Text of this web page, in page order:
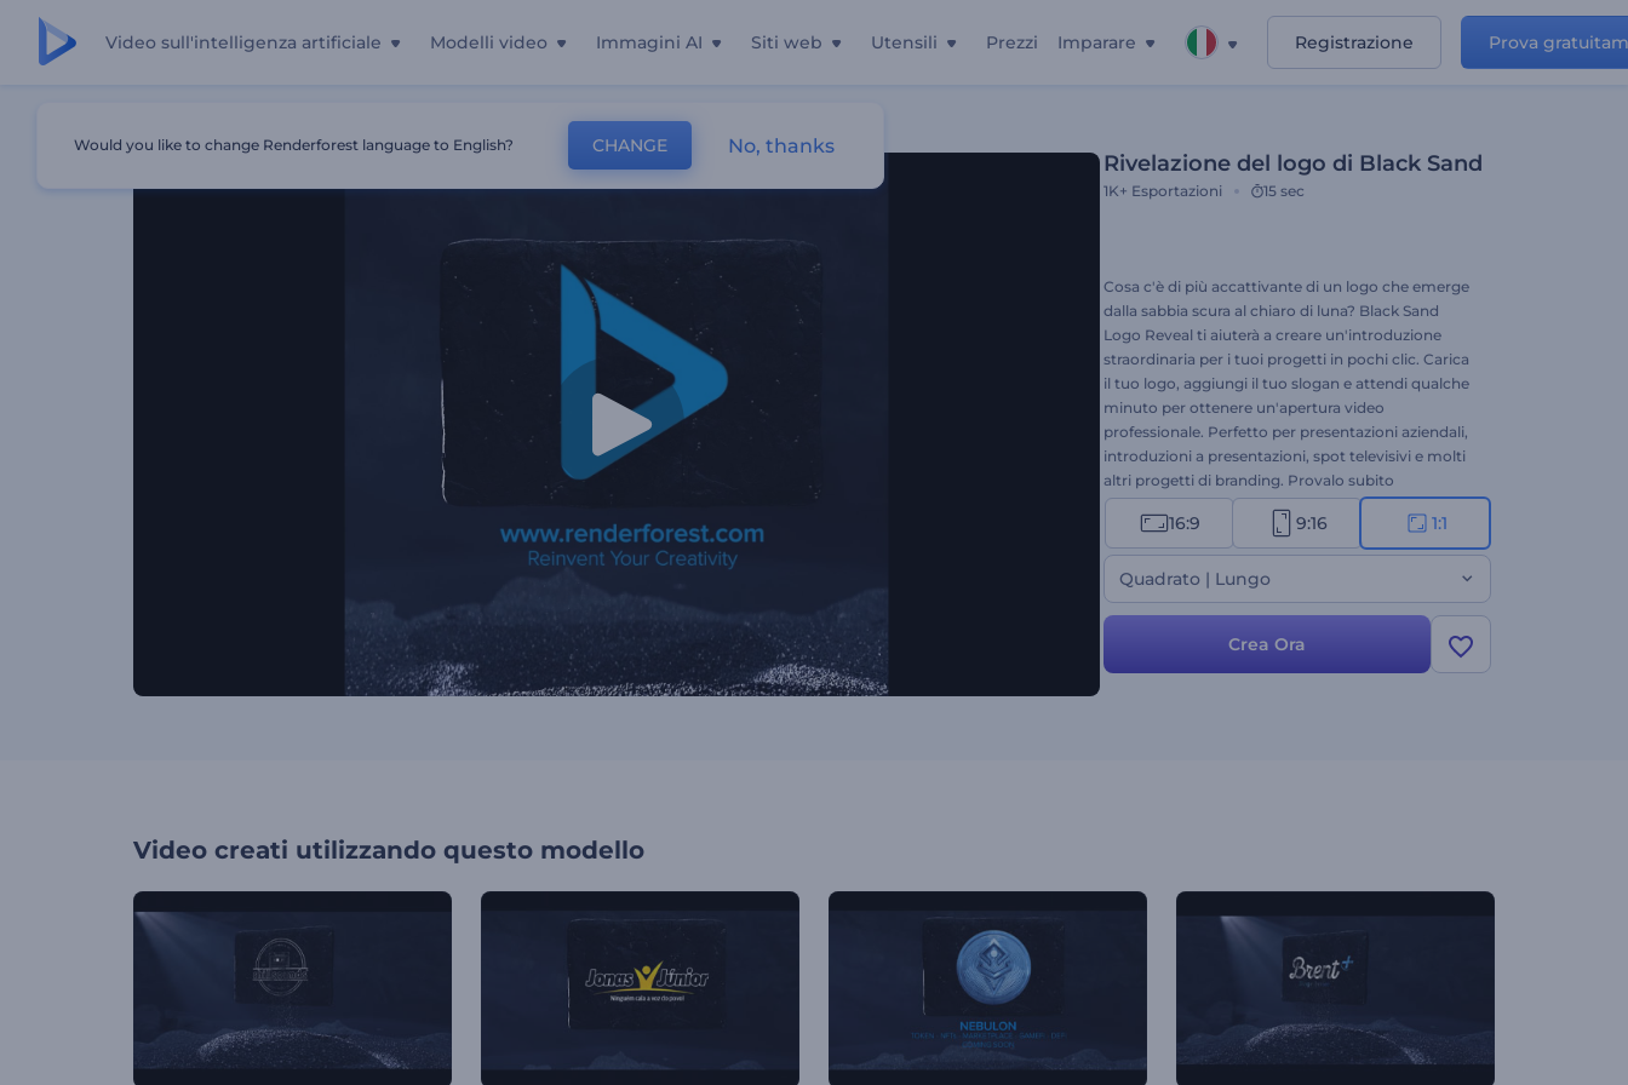
Video sull'intelligenza artificiale Modelli video Immagini AI Siti web Utensili Prezzi Imparare Registrazione Prova
Rivelazione del logo di Black Sand
1K+ Esportazioni 15 sec
Cosa c'è di più accattivante di un logo che emerge
dalla sabbia scura al chiaro di luna? Black Sand
Logo Reveal ti aiuterà a creare un'introduzione
straordinaria per i tuoi progetti in pochi clic. Carica
il tuo logo, aggiungi il tuo slogan e attendi qualche
minuto per ottenere un'apertura video
professionale. Perfetto per presentazioni aziendali,
introduzioni a presentazioni, spot televisivi e molti
altri progetti di branding. Provalo subito
gratuitamente!
16:9 9:16 1:1
Quadrato | Lungo
Crea Ora
Video creati utilizzando questo modello
Would you like to change Renderforest language to English? CHANGE No, thanks